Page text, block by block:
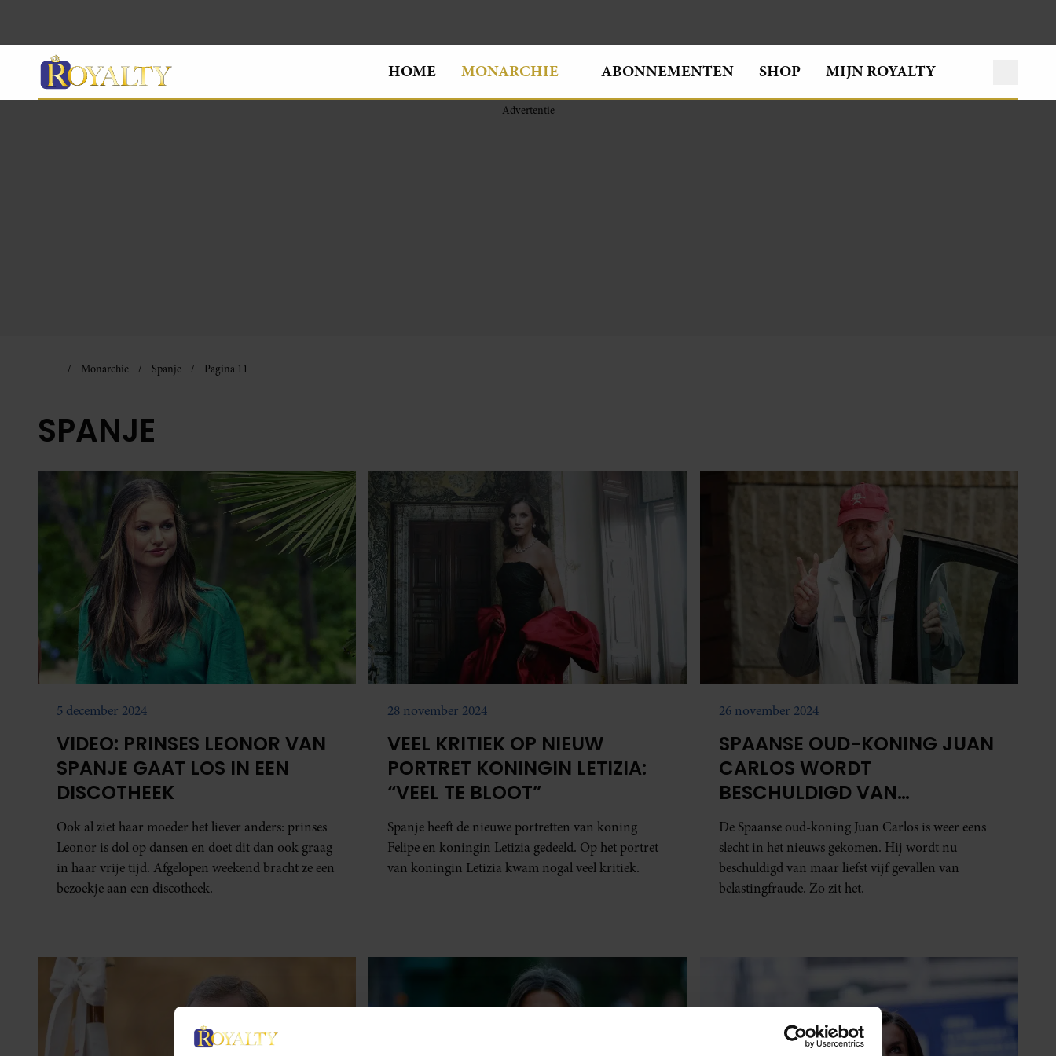
HOME MONARCHIE ABONNEMENTEN SHOP MIJN ROYALTY
Monarchie Spanje Pagina 11
SPANJE
5 december 2024
VIDEO: PRINSES LEONOR VAN
SPANJE GAAT LOS IN EEN
DISCOTHEEK
Ook al ziet haar moeder het liever anders: prinses
Leonor is dol op dansen en doet dit dan ook graag
in haar vrije tijd. Afgelopen weekend bracht ze een
bezoekje aan een discotheek.
28 november 2024
VEEL KRITIEK OP NIEUW
PORTRET KONINGIN LETIZIA:
“VEEL TE BLOOT”
Spanje heeft de nieuwe portretten van koning
Felipe en koningin Letizia gedeeld. Op het portret
van koningin Letizia kwam nogal veel kritiek.
26 november 2024
SPAANSE OUD-KONING JUAN
CARLOS WORDT
BESCHULDIGD VAN
BELASTINGFRAUDE
De Spaanse oud-koning Juan Carlos is weer eens
slecht in het nieuws gekomen. Hij wordt nu
beschuldigd van maar liefst vijf gevallen van
belastingfraude. Zo zit het.